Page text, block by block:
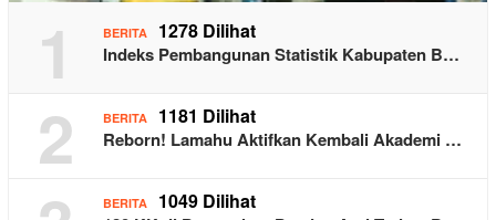
1 BERITA 1278 Dilihat
Indeks Pembangunan Statistik Kabupaten B…
2 BERITA 1181 Dilihat
Reborn! Lamahu Aktifkan Kembali Akademi …
BERITA 1049 Dilihat